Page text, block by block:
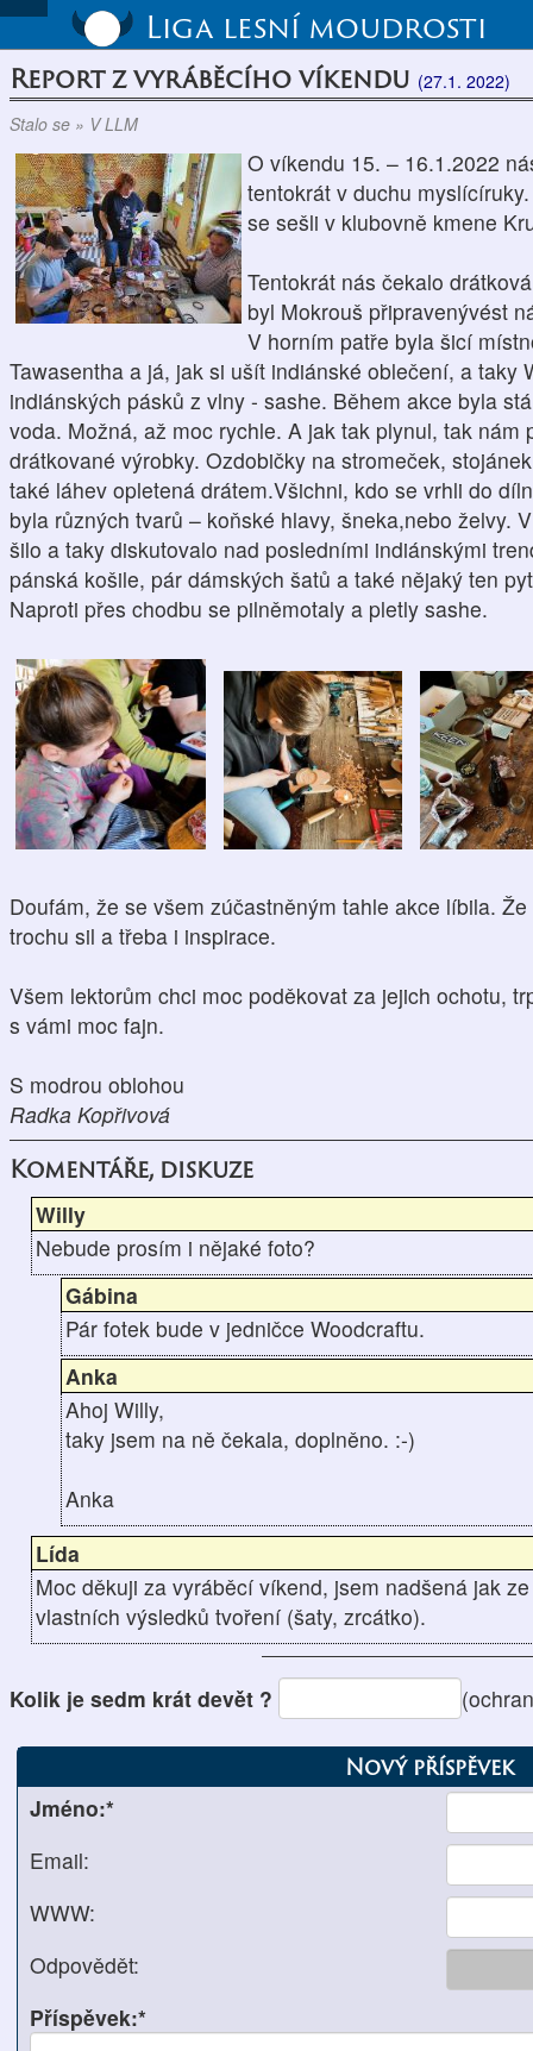
Liga lesní moudrosti
Report z vyráběcího víkendu (27.1. 2022)
Stalo se » V LLM
O víkendu 15. – 16.1.2022
tentokrát v duchu
se sešli v klubovně kmene
Tentokrát nás čekalo
byl Mokrouš připravenývést
V horním patře byla šicí
Tawasentha a já, jak si ušít indiánské oblečení, a taky
indiánských pásků z vlny - sashe. Během akce byla
voda. Možná, až moc rychle. A jak tak plynul, tak nám
drátkované výrobky. Ozdobičky na stromeček,
také láhev opletená drátem.Všichni, kdo se vrhli do
byla různých tvarů – koňské hlavy, šneka,nebo želvy.
šilo a taky diskutovalo nad posledními indiánskými
pánská košile, pár dámských šatů a také nějaký ten
Naproti přes chodbu se pilněmotaly a pletly sashe.
Doufám, že se všem zúčastněným tahle akce líbila.
trochu sil a třeba i inspirace.
Všem lektorům chci moc poděkovat za jejich ochotu,
s vámi moc fajn.
S modrou oblohou
Radka Kopřivová
Komentáře, diskuze
Willy
Nebude prosím i nějaké foto?
Gábina
Pár fotek bude v jedničce Woodcraftu.
Anka
Ahoj Willy,
taky jsem na ně čekala, doplněno. :-)
Anka
Lída
Moc děkuji za vyráběcí víkend, jsem nadšená jak
vlastních výsledků tvoření (šaty, zrcátko).
Kolik je sedm krát devět ?
Nový příspěvek
Jméno:*
Email:
WWW:
Odpovědět:
Příspěvek:*